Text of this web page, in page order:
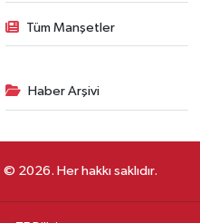
Tüm Manşetler
Haber Arşivi
2026. Her hakkı saklıdır.